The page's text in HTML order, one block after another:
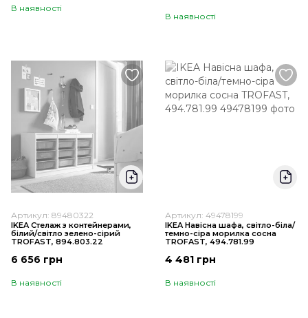
В наявності
В наявності
Артикул: 89480322
IKEA Стелаж з контейнерами,
білий/світло зелено-сірий
TROFAST, 894.803.22
6 656 грн
В наявності
Артикул: 49478199
IKEA Навісна шафа, світло-біла/
темно-сіра морилка сосна
TROFAST, 494.781.99
4 481 грн
В наявності